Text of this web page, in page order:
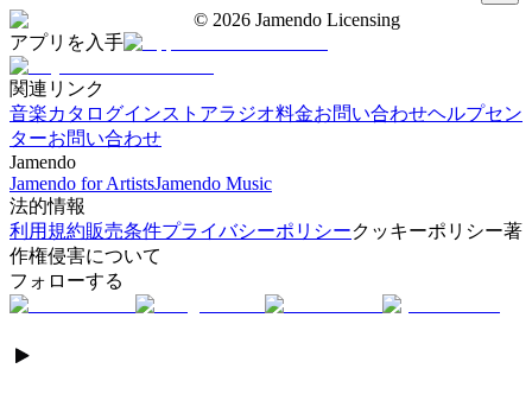
© 2026 Jamendo Licensing
アプリを入手
関連リンク
音楽カタログインストアラジオ料金お問い合わせヘルプセン
ターお問い合わせ
Jamendo
Jamendo for ArtistsJamendo Music
法的情報
利用規約販売条件プライバシーポリシークッキーポリシー著
作権侵害について
フォローする